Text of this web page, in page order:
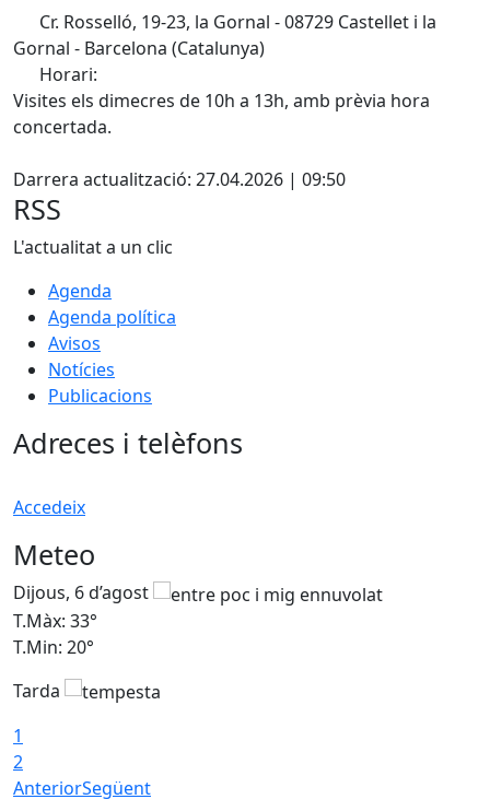
Cr. Rosselló, 19-23, la Gornal - 08729 Castellet i la
Gornal - Barcelona (Catalunya)
Horari:
Visites els dimecres de 10h a 13h, amb prèvia hora
concertada.
Darrera actualització: 27.04.2026 | 09:50
RSS
L'actualitat a un clic
Agenda
Agenda política
Avisos
Notícies
Publicacions
Adreces i telèfons
Accedeix
Meteo
Dijous, 6 d’agost
T.Màx: 33°
T.Min: 20°
Tarda
1
2
AnteriorSegüent